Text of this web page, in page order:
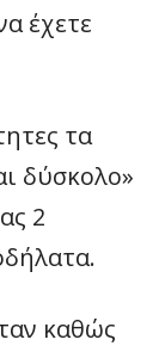
έχετε
τα
δύσκολο»
2
καθώς